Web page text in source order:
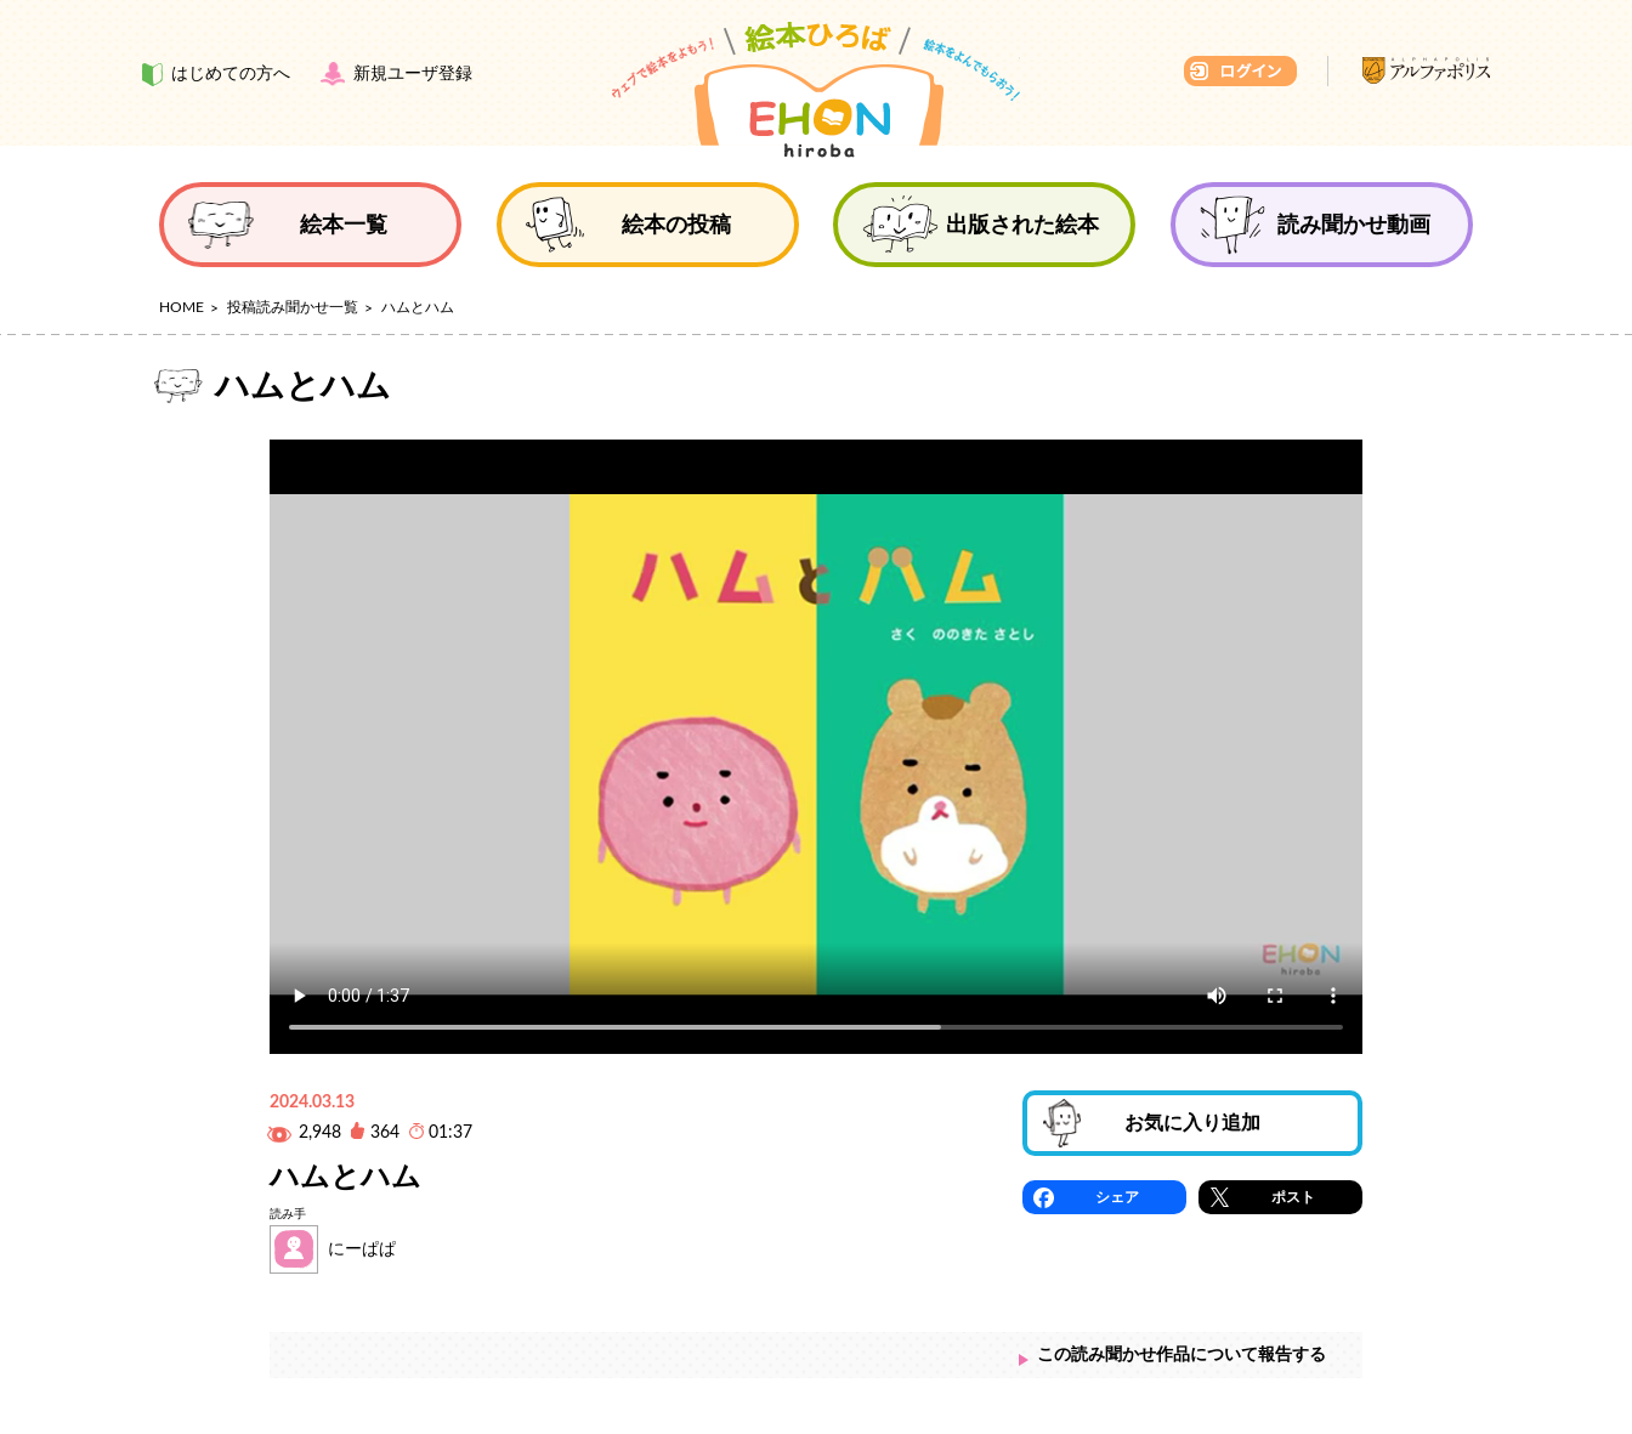
はじめての方へ 新規ユーザ登録
絵本一覧 絵本の投稿 出版された絵本 読み聞かせ動画
HOME 投稿読み聞かせ一覧 ハムとハム
ハムとハム
2024.03.13
2,948
364 01:37
ハムとハム
読み手
にーぱぱ
お気に入り追加
シェア ポスト
この読み聞かせ作品について報告する